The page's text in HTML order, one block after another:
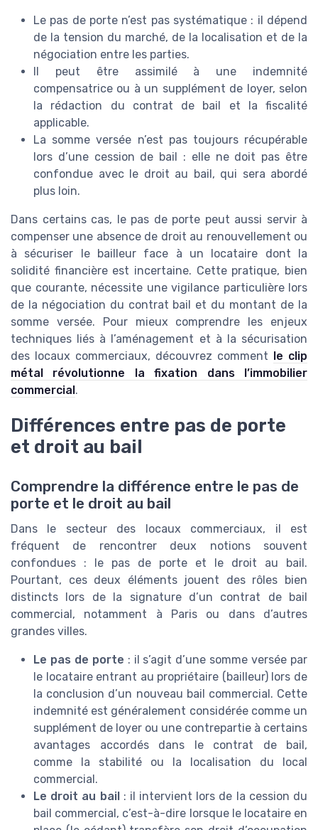
Le pas de porte n’est pas systématique : il dépend
de la tension du marché, de la localisation et de la
négociation entre les parties.
Il peut être assimilé à une indemnité
compensatrice ou à un supplément de loyer, selon
la rédaction du contrat de bail et la fiscalité
applicable.
La somme versée n’est pas toujours récupérable
lors d’une cession de bail : elle ne doit pas être
confondue avec le droit au bail, qui sera abordé
plus loin.
Dans certains cas, le pas de porte peut aussi servir à
compenser une absence de droit au renouvellement ou
à sécuriser le bailleur face à un locataire dont la
solidité financière est incertaine. Cette pratique, bien
que courante, nécessite une vigilance particulière lors
de la négociation du contrat bail et du montant de la
somme versée. Pour mieux comprendre les enjeux
techniques liés à l’aménagement et à la sécurisation
des locaux commerciaux, découvrez comment le clip
métal révolutionne la fixation dans l’immobilier
commercial.
Différences entre pas de porte
et droit au bail
Comprendre la différence entre le pas de
porte et le droit au bail
Dans le secteur des locaux commerciaux, il est
fréquent de rencontrer deux notions souvent
confondues : le pas de porte et le droit au bail.
Pourtant, ces deux éléments jouent des rôles bien
distincts lors de la signature d’un contrat de bail
commercial, notamment à Paris ou dans d’autres
grandes villes.
Le pas de porte : il s’agit d’une somme versée par
le locataire entrant au propriétaire (bailleur) lors de
la conclusion d’un nouveau bail commercial. Cette
indemnité est généralement considérée comme un
supplément de loyer ou une contrepartie à certains
avantages accordés dans le contrat de bail,
comme la stabilité ou la localisation du local
commercial.
Le droit au bail : il intervient lors de la cession du
bail commercial, c’est-à-dire lorsque le locataire en